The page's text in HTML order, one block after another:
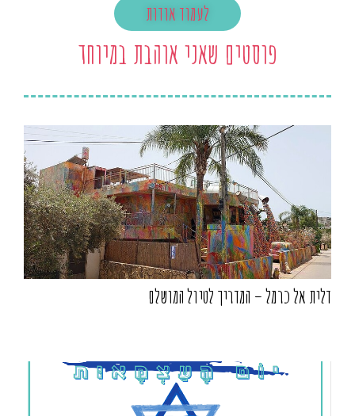
לעמוד אודות
פוסטים שאני אוהבת במיוחד
דלית אל כרמל – המדריך לטיול המושלם